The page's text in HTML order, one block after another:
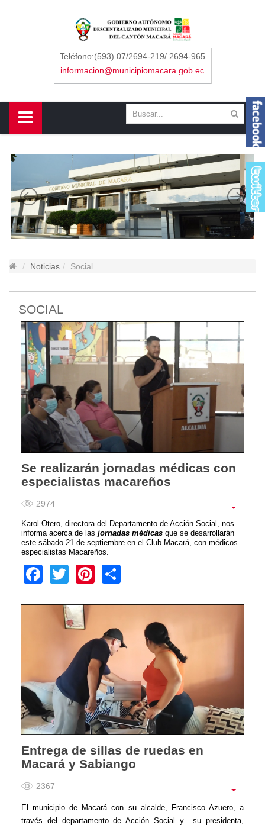
Teléfono:(593) 07/2694-219/ 2694-965
informacion@municipiomacara.gob.ec
Noticias Social
SOCIAL
Se realizarán jornadas médicas con
especialistas macareños
2974
Karol Otero, directora del Departamento de Acción Social, nos
informa acerca de las jornadas médicas que se desarrollarán
este sábado 21 de septiembre en el Club Macará, con médicos
especialistas Macareños.
Facebook
TwitterPinterest
Entrega de sillas de ruedas en
Macará y Sabiango
2367
El municipio de Macará con su alcalde, Francisco Azuero, a
través del departamento de Acción Social y su presidenta,
Sidebar Menu
Concejo
Departamentos
Contáctenos
Cantón
Himno a Macará
Símbolos Patrios
Gastronomía
Parques
Balnearios
Petroglifos
Numbiaranga
Plan de Desarrollo Turístico
Noticias
Obras
Asambleas
Socializaciones
Reuniones
Deportes
Social
Transparencia
LOTAIP
GAD Macará
2021
2016
2019
2018
2017
2015
2014
2012